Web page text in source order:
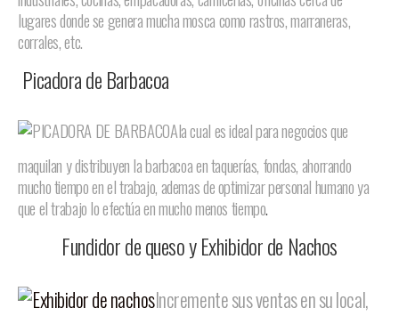
lugares donde se genera mucha mosca como rastros, marraneras,
corrales, etc.
Picadora de Barbacoa
la cual es ideal para negocios que
maquilan y distribuyen la barbacoa en taquerías, fondas, ahorrando
mucho tiempo en el trabajo, ademas de optimizar personal humano ya
que el trabajo lo efectúa en mucho menos tiempo.
Fundidor de queso y Exhibidor de Nachos
Incremente sus ventas en su local,